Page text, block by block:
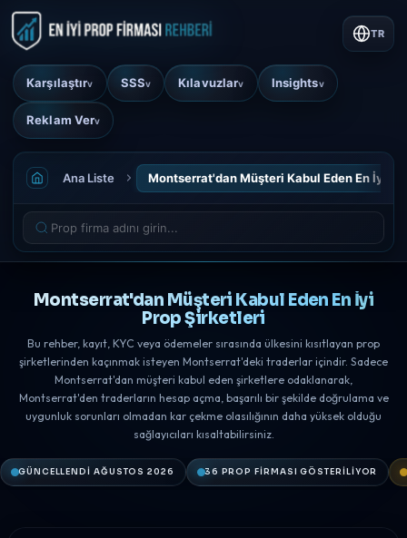
Karşılaştırv SSSv Kılavuzlarv Insightsv
Reklam Verv
TR
Ana Liste Montserrat'dan Müşteri Kabul Eden En İyi
Montserrat'dan Müşteri Kabul Eden En İyi
Prop Şirketleri
Bu rehber, kayıt, KYC veya ödemeler sırasında ülkesini kısıtlayan prop
şirketlerinden kaçınmak isteyen Montserrat'deki traderlar içindir. Sadece
Montserrat'dan müşteri kabul eden şirketlere odaklanarak,
Montserrat'den traderların hesap açma, başarılı bir şekilde doğrulama ve
uygunluk sorunları olmadan kar çekme olasılığının daha yüksek olduğu
sağlayıcıları kısaltabilirsiniz.
GÜNCELLENDI AĞUSTOS 2026 36 PROP FIRMASI GÖSTERILIYOR